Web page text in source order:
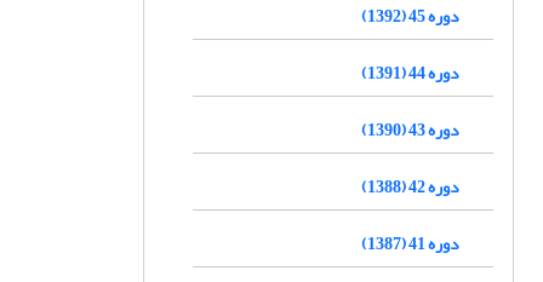
دوره 45 (1392)
دوره 44 (1391)
دوره 43 (1390)
دوره 42 (1388)
دوره 41 (1387)